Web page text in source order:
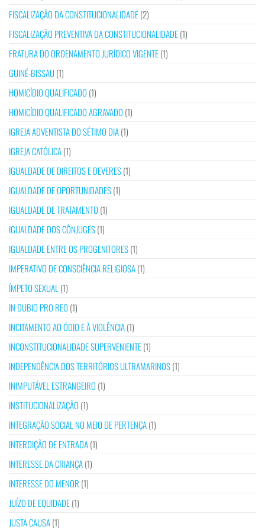
FISCALIZAÇÃO DA CONSTITUCIONALIDADE(2)
FISCALIZAÇÃO PREVENTIVA DA CONSTITUCIONALIDADE(1)
FRATURA DO ORDENAMENTO JURÍDICO VIGENTE(1)
GUINÉ-BISSAU(1)
HOMICÍDIO QUALIFICADO (1)
HOMICÍDIO QUALIFICADO AGRAVADO (1)
IGREJA ADVENTISTA DO SÉTIMO DIA(1)
IGREJA CATÓLICA(1)
IGUALDADE DE DIREITOS E DEVERES(1)
IGUALDADE DE OPORTUNIDADES(1)
IGUALDADE DE TRATAMENTO (1)
IGUALDADE DOS CÔNJUGES(1)
IGUALDADE ENTRE OS PROGENITORES(1)
IMPERATIVO DE CONSCIÊNCIA RELIGIOSA(1)
ÍMPETO SEXUAL(1)
IN DUBIO PRO REO (1)
INCITAMENTO AO ÓDIO E À VIOLÊNCIA(1)
INCONSTITUCIONALIDADE SUPERVENIENTE(1)
INDEPENDÊNCIA DOS TERRITÓRIOS ULTRAMARINOS(1)
INIMPUTÁVEL ESTRANGEIRO (1)
INSTITUCIONALIZAÇÃO (1)
INTEGRAÇÃO SOCIAL NO MEIO DE PERTENÇA(1)
INTERDIÇÃO DE ENTRADA(1)
INTERESSE DA CRIANÇA(1)
INTERESSE DO MENOR (1)
JUÍZO DE EQUIDADE(1)
JUSTA CAUSA(1)